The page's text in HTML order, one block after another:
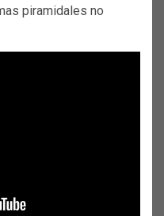
piramidales no